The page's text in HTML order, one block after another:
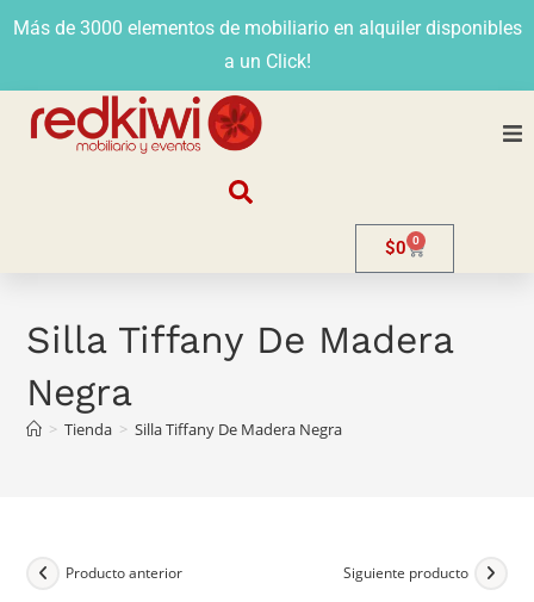
Más de 3000 elementos de mobiliario en alquiler disponibles
a un Click!
$0 0
Silla Tiffany De Madera
Negra
> Tienda > Silla Tiffany De Madera Negra
Producto anterior Siguiente producto